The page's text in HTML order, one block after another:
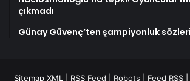
çıkmadı
Günay Güvenç’ten şampiyonluk
Sitemap XML RSS Feed Robots Feed RSS